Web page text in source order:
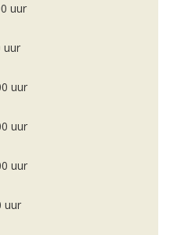
uur
uur
uur
uur
uur
uur